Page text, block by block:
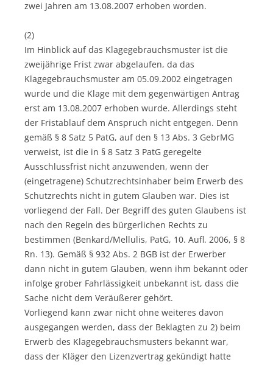
zwei Jahren am 13.08.2007 erhoben worden.
(2)
Im Hinblick auf das Klagegebrauchsmuster ist die
zweijährige Frist zwar abgelaufen, da das
Klagegebrauchsmuster am 05.09.2002 eingetragen
wurde und die Klage mit dem gegenwärtigen Antrag
erst am 13.08.2007 erhoben wurde. Allerdings steht
der Fristablauf dem Anspruch nicht entgegen. Denn
gemäß § 8 Satz 5 PatG, auf den § 13 Abs. 3 GebrMG
verweist, ist die in § 8 Satz 3 PatG geregelte
Ausschlussfrist nicht anzuwenden, wenn der
(eingetragene) Schutzrechtsinhaber beim Erwerb des
Schutzrechts nicht in gutem Glauben war. Dies ist
vorliegend der Fall. Der Begriff des guten Glaubens ist
nach den Regeln des bürgerlichen Rechts zu
bestimmen (Benkard/Mellulis, PatG, 10. Aufl. 2006, § 8
Rn. 13). Gemäß § 932 Abs. 2 BGB ist der Erwerber
dann nicht in gutem Glauben, wenn ihm bekannt oder
infolge grober Fahrlässigkeit unbekannt ist, dass die
Sache nicht dem Veräußerer gehört.
Vorliegend kann zwar nicht ohne weiteres davon
ausgegangen werden, dass der Beklagten zu 2) beim
Erwerb des Klagegebrauchsmusters bekannt war,
dass der Kläger den Lizenzvertrag gekündigt hatte